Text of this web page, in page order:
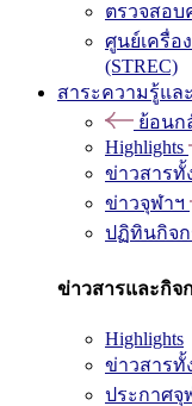
ตรวจสอ
ศูนย์เครื่อ
(STREC)
สาระความรู้แล
ย้อนก
Highlights
ข่าวสารทั้
ข่าวจุฬาฯ
ปฏิทินกิจก
ข่าวสารและกิจ
Highlights
ข่าวสารทั้
ประกาศจุ